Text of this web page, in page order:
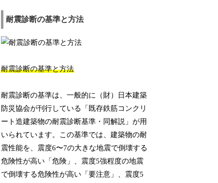
耐震診断の基準と方法
耐震診断の基準と方法
耐震診断の基準は、一般的に（財）日本建築
防災協会が刊行している「既存鉄筋コンクリ
ート造建築物の耐震診断基準・同解説」が用
いられています。この基準では、建築物の耐
震性能を、震度6〜7の大きな地震で倒壊する
危険性が高い「危険」、震度5強程度の地震
で倒壊する危険性が高い「要注意」、震度5